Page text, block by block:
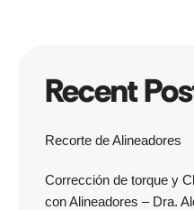
Recent
Recorte de Alineadores
Corrección de torque y
con Alineadores – Dra.